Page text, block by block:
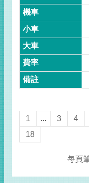
1 ... 3 4
18
每頁